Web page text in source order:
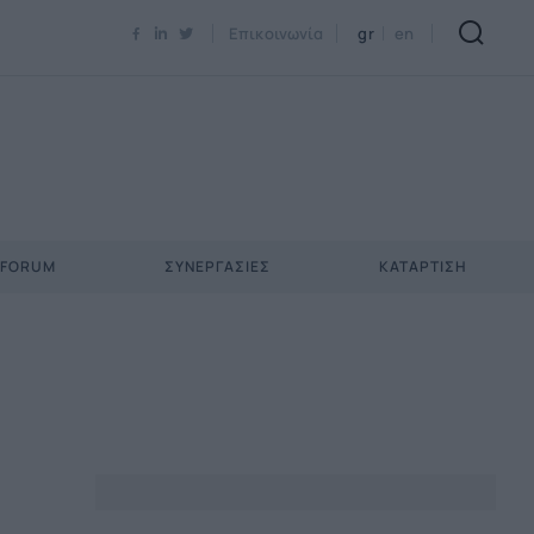
Επικοινωνία gr en
ΣΥΝΕΡΓΑΣΊΕΣ ΚΑΤΆΡΤΙΣΗ
Newsletter Email*